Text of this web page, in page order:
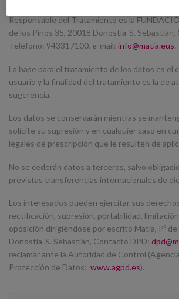
Responsable del Tratamiento es la
de los Pinos 35, 20018 Donostia-S. Sebastián,
Teléfono: 943317100, e-mail: info@matia.eus.
La base para el tratamiento de los datos es el
usuario y la finalidad del tratamiento es la de
sugerencia.
Los datos se conservarán mientras se
solicite su supresión y en cualquier caso en
legales de prescripción que le resulten de
No se cederán datos a terceros, salvo
previstas transferencias internacionales de
Los interesados pueden ejercitar sus
rectificación, supresión, portabilidad,
oposición dirigiéndose por escrito Matia, Pº
Donostia-S. Sebastián, Contacto DPD:
reclamar ante la Autoridad de Control
Protección de Datos: www.agpd.es).